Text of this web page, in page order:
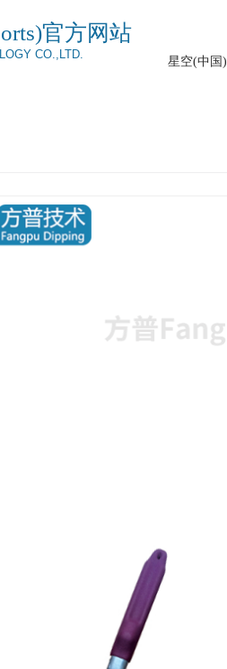
官方网站
CO.,LTD.
星空(中国)